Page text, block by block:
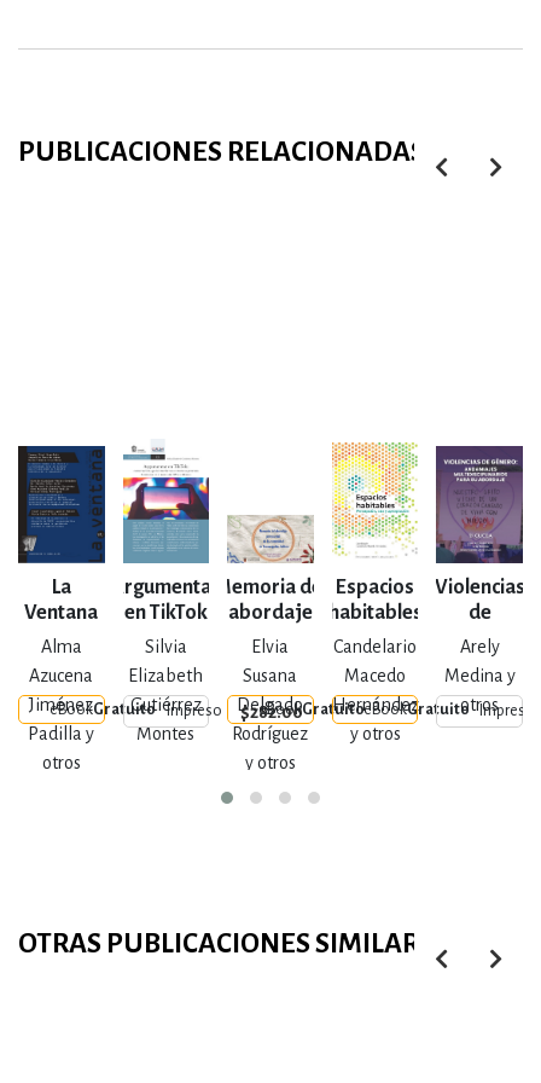
PUBLICACIONES RELACIONADAS
La
Ventana
Núm. 63
Alma
Azucena
Jiménez
Padilla y
otros
eBookGratuito
Argumentar
en TikTok
Silvia
Elizabeth
Gutiérrez
Montes
Impreso $282.00
Memoria del
abordaje
psicosocial
de la
comunidad
de
Temacapulín,
Jalisco
Elvia
Susana
Delgado
Rodríguez
y otros
eBookGratuito
Espacios
habitables
Candelario
Macedo
Hernández
y otros
eBookGratuito
Violencias
de
Género
Arely
Medina y
otrosImpreso
OTRAS PUBLICACIONES SIMILARES